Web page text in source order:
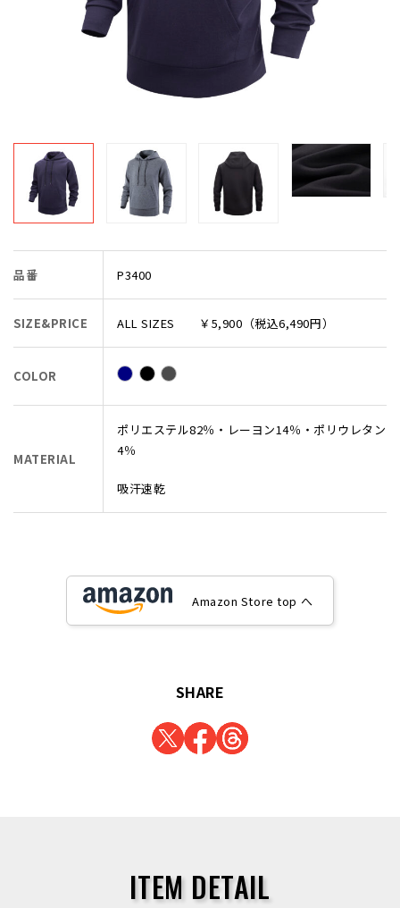
品番 P3400
SIZE&PRICE ALL SIZES ￥5,900（税込6,490円）
COLOR
MATERIAL
ポリエステル82％・レーヨン14％・ポリウレタン
4％
吸汗速乾
Amazon Store top へ
SHARE
ITEM DETAIL